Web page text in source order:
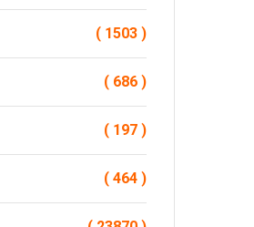
( 1503 )
( 686 )
( 197 )
( 464 )